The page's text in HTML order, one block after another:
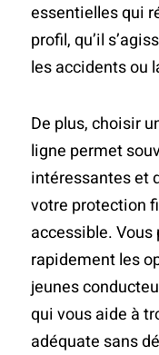
essentielles qui
profil, qu’il
les accidents ou
De plus, choisir
ligne permet
intéressantes et
votre protection
accessible.
rapidement les
jeunes
qui vous aide à
adéquate sans